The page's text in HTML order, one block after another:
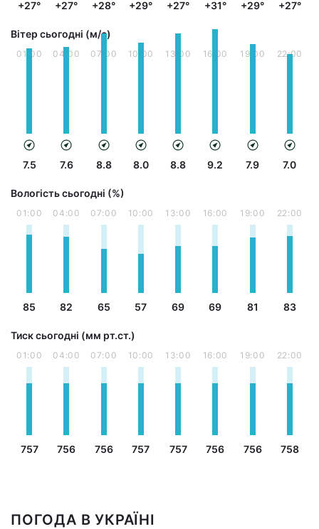
+27° +27° +28° +29° +27° +31° +29° +27°
Вітер сьогодні (м/с)
01:00
7.5
04:00
7.6
07:00
8.8
10:00
8.0
13:00
8.8
16:00
9.2
19:00
7.9
22:00
7.0
Вологість сьогодні (%)
01:00
85
04:00
82
07:00
65
10:00
57
13:00
69
16:00
69
19:00
81
22:00
83
Тиск сьогодні (мм рт.ст.)
01:00
757
04:00
756
07:00
756
10:00
757
13:00
757
16:00
756
19:00
756
22:00
758
ПОГОДА В УКРАЇНІ